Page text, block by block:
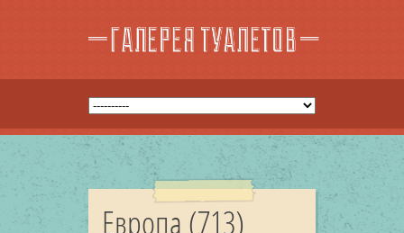
Европа (713)